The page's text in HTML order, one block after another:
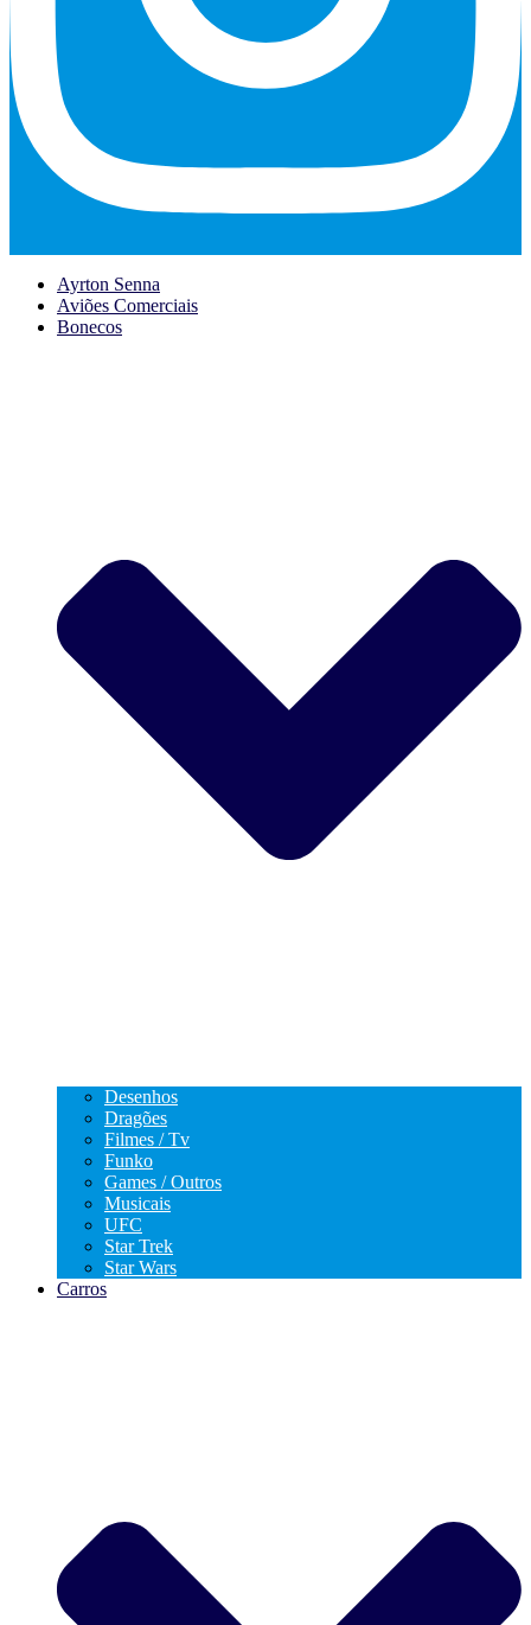
Ayrton Senna
Aviões Comerciais
Bonecos
Desenhos
Dragões
Filmes / Tv
Funko
Games / Outros
Musicais
UFC
Star Trek
Star Wars
Carros